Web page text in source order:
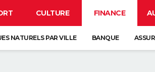
CULTURE FINANCE
NATURELS PAR VILLE BANQUE